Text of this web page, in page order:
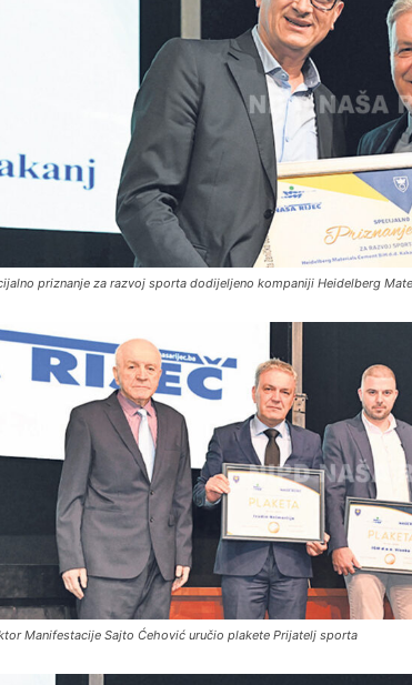
priznanje za razvoj sporta dodijeljeno kompaniji Heidelberg
Manifestacije Sajto Ćehović uručio plakete Prijatelj sporta